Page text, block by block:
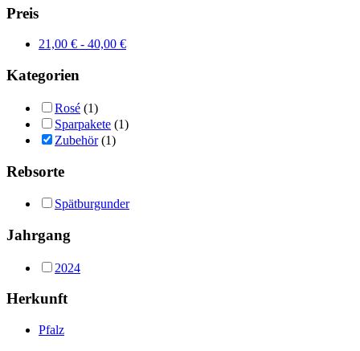
Preis
21,00 € - 40,00 €
Kategorien
Rosé (1)
Sparpakete (1)
Zubehör (1)
Rebsorte
Spätburgunder
Jahrgang
2024
Herkunft
Pfalz